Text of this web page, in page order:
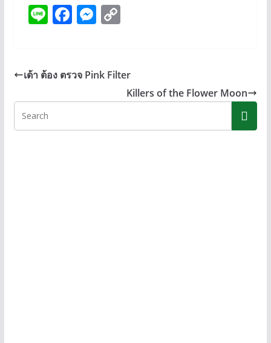
Li F
b
o
k
M
e
g
er
C
y
Li
n
k
เต้า ต้อง ตรวจ Pink Filter
Killers of the Flower Moon